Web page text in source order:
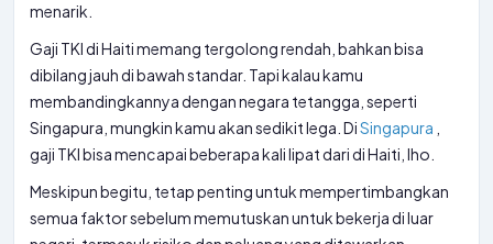
menarik.
Gaji TKI di Haiti memang tergolong rendah, bahkan bisa
dibilang jauh di bawah standar. Tapi kalau kamu
membandingkannya dengan negara tetangga, seperti
Singapura, mungkin kamu akan sedikit lega. DiSingapura
gaji TKI bisa mencapai beberapa kali lipat dari di Haiti, lho.
Meskipun begitu, tetap penting untuk mempertimbangkan
semua faktor sebelum memutuskan untuk bekerja di luar